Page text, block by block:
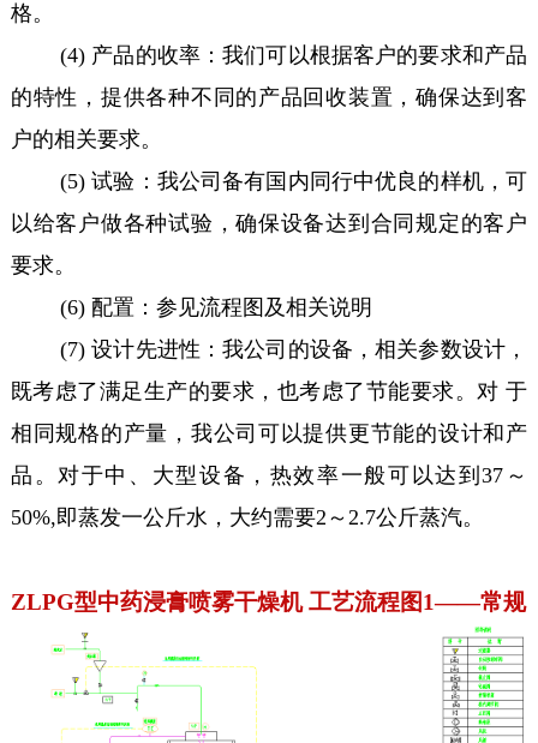
格。
(4) 产品的收率：我们可以根据客户的要求和产品
的特性，提供各种不同的产品回收装置，确保达到客
户的相关要求。
(5) 试验：我公司备有国内同行中优良的样机，可
以给客户做各种试验，确保设备达到合同规定的客户
要求。
(6) 配置：参见流程图及相关说明
(7) 设计先进性：我公司的设备，相关参数设计，
既考虑了满足生产的要求，也考虑了节能要求。对 于
相同规格的产量，我公司可以提供更节能的设计和产
品。对于中、大型设备，热效率一般可以达到37～
50%,即蒸发一公斤水，大约需要2～2.7公斤蒸汽。
ZLPG型中药浸膏喷雾干燥机 工艺流程图1——常规